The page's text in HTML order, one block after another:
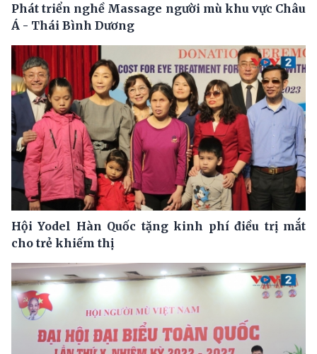
Phát triển nghề Massage người mù khu vực Châu
Á - Thái Bình Dương
Hội Yodel Hàn Quốc tặng kinh phí điều trị mắt
cho trẻ khiếm thị